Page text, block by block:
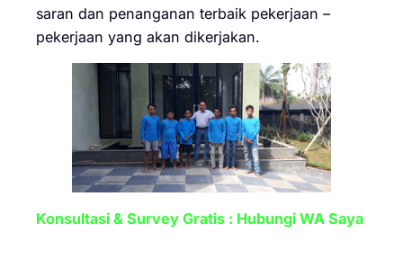
saran dan penanganan terbaik pekerjaan –
pekerjaan yang akan dikerjakan.
Konsultasi & Survey Gratis : Hubungi WA Saya